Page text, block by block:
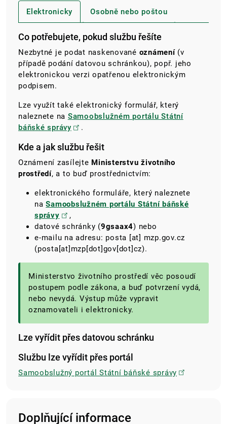
Elektronicky Osobně nebo poštou
Co potřebujete, pokud službu řešíte
Nezbytné je podat naskenované oznámení (v
případě podání datovou schránkou), popř. jeho
elektronickou verzi opatřenou elektronickým
podpisem.
Lze využít také elektronický formulář, který
naleznete na Samoobslužném portálu Státní
báňské správy
.
Kde a jak službu řešit
Oznámení zasílejte Ministerstvu životního
prostředí, a to buď prostřednictvím:
elektronického formuláře, který naleznete
naSamoobslužném portálu Státní báňské
správy
,
datové schránky (9gsaax4) nebo
e-mailu na adresu: posta [at] mzp.gov.cz
(posta[at]mzp[dot]gov[dot]cz).
Ministerstvo životního prostředí věc posoudí
postupem podle zákona, a buď potvrzení vydá,
nebo nevydá. Výstup může vypravit
oznamovateli i elektronicky.
Lze vyřídit přes datovou schránku
Službu lze vyřídit přes portál
Samoobslužný portál Státní báňské správy
Doplňující informace